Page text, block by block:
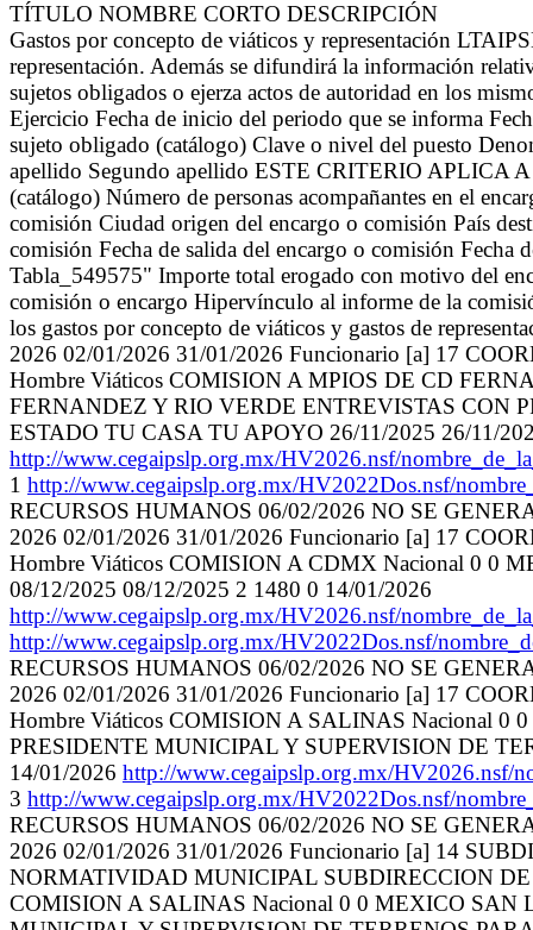
TÍTULO NOMBRE CORTO DESCRIPCIÓN
Gastos por concepto de viáticos y representación
representación. Además se difundirá la información
sujetos obligados o ejerza actos de autoridad en los
Ejercicio Fecha de inicio del periodo que se informa
sujeto obligado (catálogo) Clave o nivel del puesto
apellido Segundo apellido ESTE CRITERIO APLICA
(catálogo) Número de personas acompañantes en el
comisión Ciudad origen del encargo o comisión País
comisión Fecha de salida del encargo o comisión
Tabla_549575" Importe total erogado con motivo del
comisión o encargo Hipervínculo al informe de la
los gastos por concepto de viáticos y gastos de
2026 02/01/2026 31/01/2026 Funcionario [a] 17
Hombre Viáticos COMISION A MPIOS DE CD
FERNANDEZ Y RIO VERDE ENTREVISTAS CON
ESTADO TU CASA TU APOYO 26/11/2025 26/11/
http://www.cegaipslp.org.mx/HV2026.nsf/
1 http://www.cegaipslp.org.mx/HV2022Dos.nsf/
RECURSOS HUMANOS 06/02/2026 NO SE
2026 02/01/2026 31/01/2026 Funcionario [a] 17
Hombre Viáticos COMISION A CDMX Nacional 0 0
08/12/2025 08/12/2025 2 1480 0 14/01/2026
http://www.cegaipslp.org.mx/HV2026.nsf/
http://www.cegaipslp.org.mx/HV2022Dos.nsf/
RECURSOS HUMANOS 06/02/2026 NO SE
2026 02/01/2026 31/01/2026 Funcionario [a] 17
Hombre Viáticos COMISION A SALINAS Nacional
PRESIDENTE MUNICIPAL Y SUPERVISION DE
14/01/2026 http://www.cegaipslp.org.mx/HV2026.nsf/
3 http://www.cegaipslp.org.mx/HV2022Dos.nsf/
RECURSOS HUMANOS 06/02/2026 NO SE
2026 02/01/2026 31/01/2026 Funcionario [a] 14
NORMATIVIDAD MUNICIPAL SUBDIRECCION
COMISION A SALINAS Nacional 0 0 MEXICO